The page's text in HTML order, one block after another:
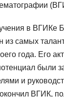
в ВГИКе
из самых
года. Его
были
и
ВГИК,